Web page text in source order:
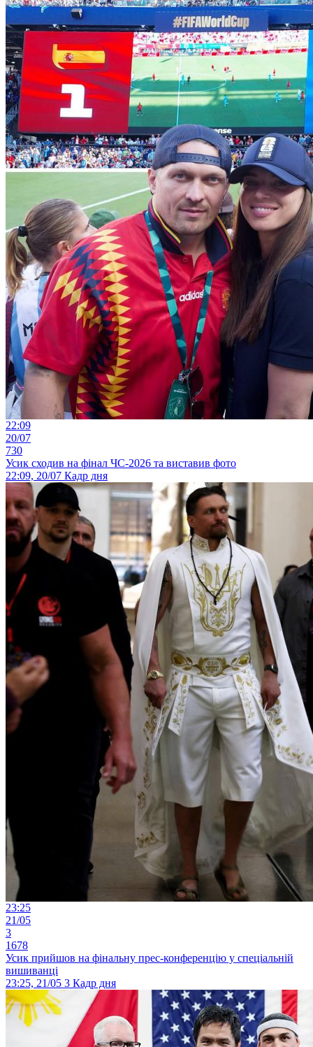
22:09
20/07
730
Усик сходив на фінал ЧС-2026 та виставив фото
22:09, 20/07 Кадр дня
23:25
21/05
3
1678
Усик прийшов на фінальну прес-конференцію у спеціальній
вишиванці
23:25, 21/05 3 Кадр дня